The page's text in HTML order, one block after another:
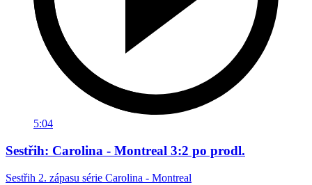
5:04
Sestřih: Carolina - Montreal 3:2 po prodl.
Sestřih 2. zápasu série Carolina - Montreal